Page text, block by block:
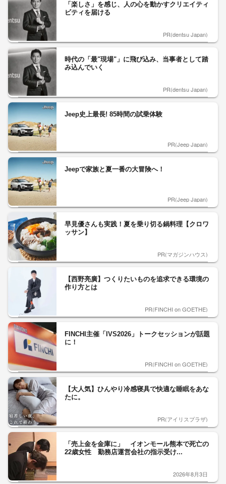
「楽しさ」を感じ、人の心を動かすクリエイティ
ビティを届ける
PR(dentsu Japan)
時代の「最"現場"」に飛び込み、当事者として踏
み込んでいく
PR(dentsu Japan)
Jeep史上最長! 85時間の試乗体験
PR(Jeep Japan)
Jeepで家族と夏一番の大冒険へ！
PR(Jeep Japan)
早見優さんも実践！夏を乗り切る鍋料理【クロワ
ッサン】
PR(マガジンハウス)
【西野亮廣】つくりたいものを追求できる環境の
作り方とは
PR(FINCHI on GOETHE)
FINCHI主催「IVS2026」トークセッションが話題
に！
PR(FINCHI on GOETHE)
【大人気】ひんやり冷感寝具で快適な睡眠をあな
たに。
PR(アイリスプラザ)
「売上金を金庫に」 イオンモール熊本で死亡の
22歳女性 勤務店運営会社の指示受け...
2026年8月3日